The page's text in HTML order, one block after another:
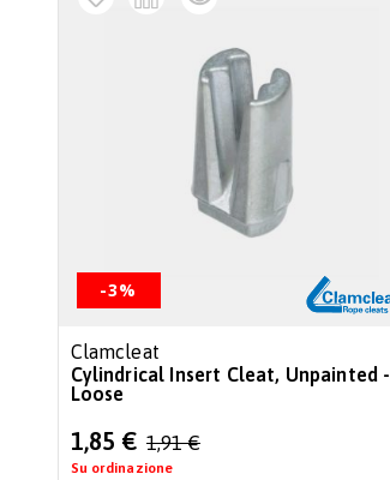
-3%
Clamcleat
Cylindrical Insert Cleat, Unpainted -
Loose
Special
Price
1,85 € 1,91 €
Su ordinazione